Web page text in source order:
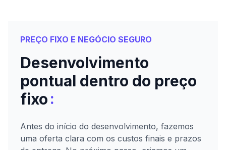
PREÇO FIXO E NEGÓCIO SEGURO
Desenvolvimento
pontual dentro do preço
fixo:
Antes do início do desenvolvimento, fazemos
uma oferta clara com os custos finais e prazos